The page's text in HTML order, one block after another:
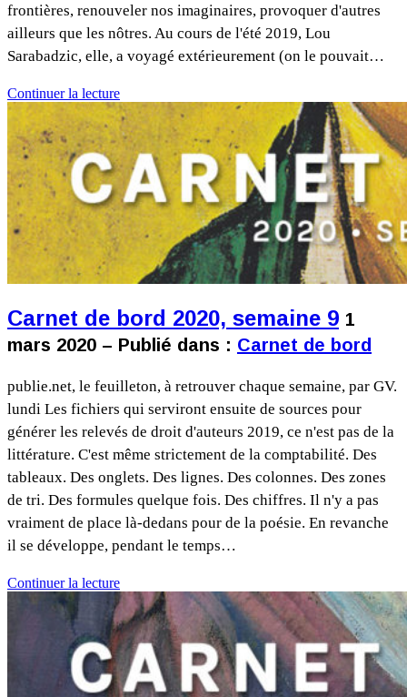
frontières, renouveler nos imaginaires, provoquer d'autres
ailleurs que les nôtres. Au cours de l'été 2019, Lou
Sarabadzic, elle, a voyagé extérieurement (on le pouvait…
Continuer la lecture
Carnet de bord 2020, semaine 9 1
mars 2020 – Publié dans : Carnet de bord
publie.net, le feuilleton, à retrouver chaque semaine, par GV.
lundi Les fichiers qui serviront ensuite de sources pour
générer les relevés de droit d'auteurs 2019, ce n'est pas de la
littérature. C'est même strictement de la comptabilité. Des
tableaux. Des onglets. Des lignes. Des colonnes. Des zones
de tri. Des formules quelque fois. Des chiffres. Il n'y a pas
vraiment de place là-dedans pour de la poésie. En revanche
il se développe, pendant le temps…
Continuer la lecture